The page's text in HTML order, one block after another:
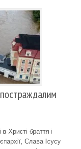
Христі браття і
Слава Ісусу